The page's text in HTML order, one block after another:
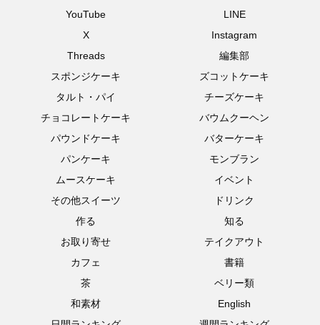
YouTube
LINE
X
Instagram
Threads
編集部
スポンジケーキ
ズコットケーキ
タルト・パイ
チーズケーキ
チョコレートケーキ
バウムクーヘン
パウンドケーキ
バターケーキ
パンケーキ
モンブラン
ムースケーキ
イベント
その他スイーツ
ドリンク
作る
知る
お取り寄せ
テイクアウト
カフェ
書籍
茶
ベリー類
和素材
English